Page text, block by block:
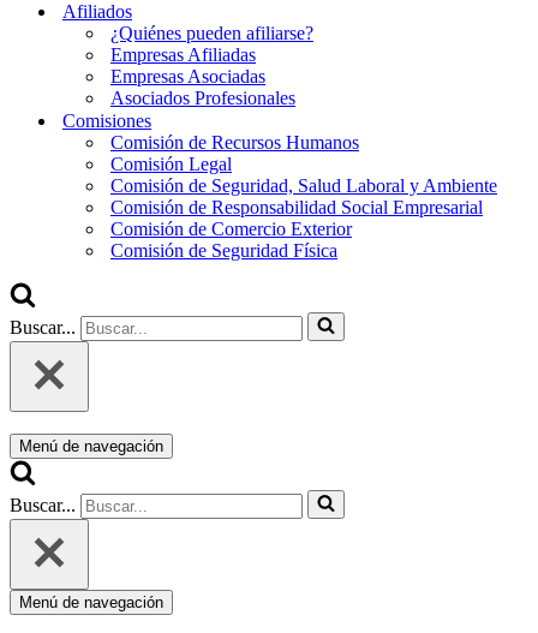
Afiliados
¿Quiénes pueden afiliarse?
Empresas Afiliadas
Empresas Asociadas
Asociados Profesionales
Comisiones
Comisión de Recursos Humanos
Comisión Legal
Comisión de Seguridad, Salud Laboral y Ambiente
Comisión de Responsabilidad Social Empresarial
Comisión de Comercio Exterior
Comisión de Seguridad Física
Buscar...
Menú de navegación
Buscar...
Menú de navegación